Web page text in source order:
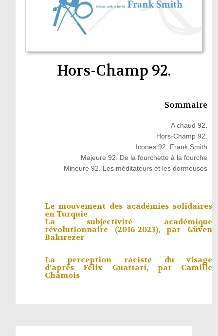
Hors-Champ 92.
Sommaire
A chaud 92.
Hors-Champ 92.
Icones 92. Frank Smith
Majeure 92. De la fourchette à la fourche
Mineure 92. Les méditateurs et les dormeuses
Le mouvement des académies solidaires
en Turquie
La subjectivité académique
révolutionnaire (2016-2023), par Güven
Bakırezer
La perception raciste du visage
d’après Félix Guattari, par Camille
Chamois